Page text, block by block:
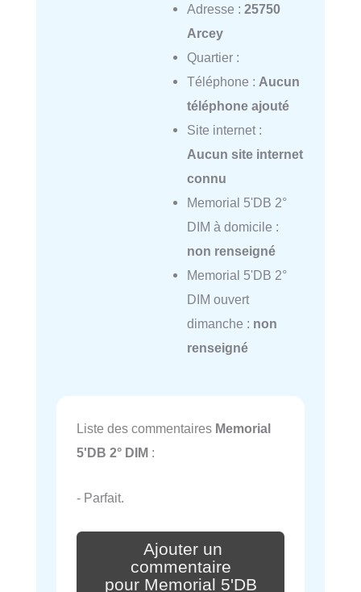
Adresse : 25750
Arcey
Quartier :
Téléphone : Aucun
téléphone ajouté
Site internet :
Aucun site internet
connu
Memorial 5'DB 2°
DIM à domicile :
non renseigné
Memorial 5'DB 2°
DIM ouvert
dimanche : non
renseigné
Liste des commentaires Memorial
5'DB 2° DIM :
- Parfait.
Ajouter un
commentaire
pour Memorial 5'DB